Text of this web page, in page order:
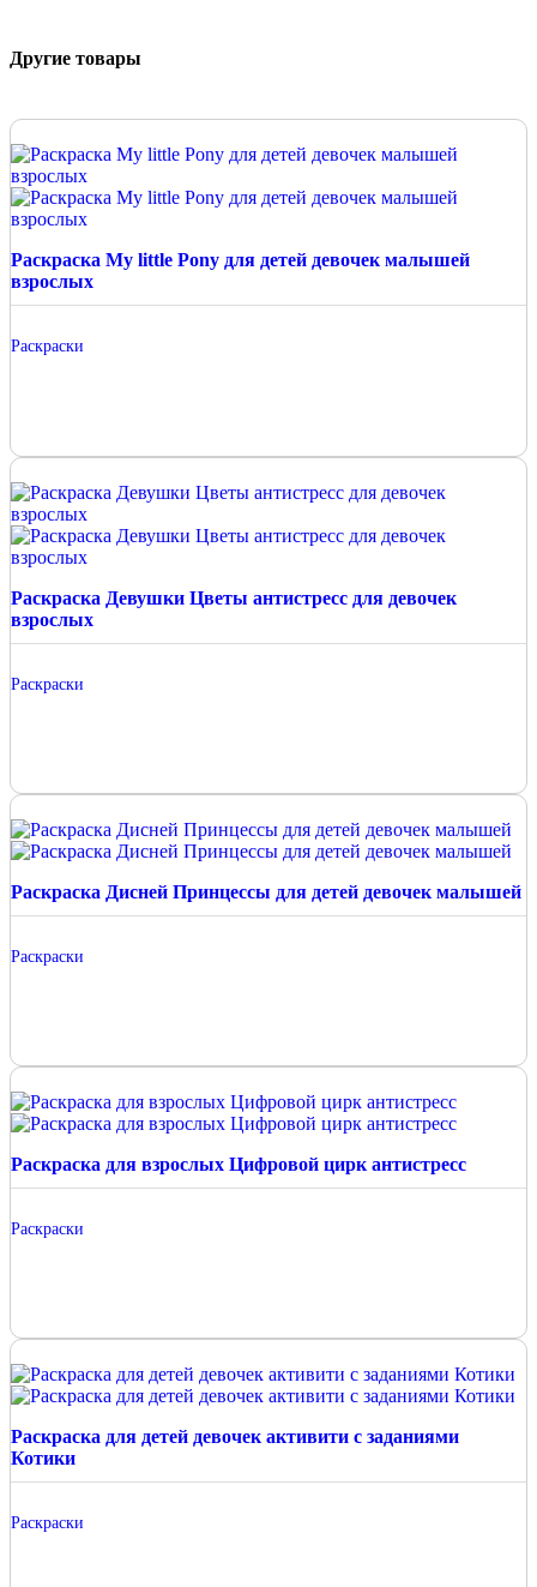
Другие товары
Раскраска My little Pony для детей девочек малышей
взрослых
Раскраски
Раскраска Девушки Цветы антистресс для девочек
взрослых
Раскраски
Раскраска Дисней Принцессы для детей девочек малышей
Раскраски
Раскраска для взрослых Цифровой цирк антистресс
Раскраски
Раскраска для детей девочек активити с заданиями
Котики
Раскраски